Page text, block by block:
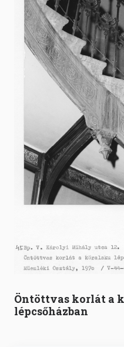
Öntöttvas korlát a
lépcsőházban